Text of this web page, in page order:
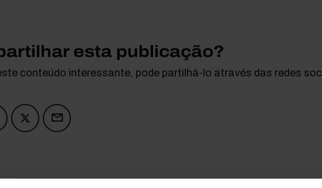
esta publicação?
conteúdo interessante, pode partilhá-lo através das redes